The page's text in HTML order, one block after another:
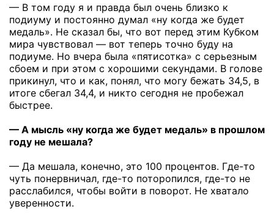
— В том году я и правда был очень близко к
подиуму и постоянно думал «ну когда же будет
медаль». Не сказал бы, что вот перед этим Кубком
мира чувствовал — вот теперь точно буду на
подиуме. Но вчера была «пятисотка» с серьезным
сбоем и при этом с хорошими секундами. В голове
прикинул, что и как, понял, что могу бежать 34,5, в
итоге сбегал 34,4, и никто сегодня не пробежал
быстрее.
— А мысль «ну когда же будет медаль» в прошлом
году не мешала?
— Да мешала, конечно, это 100 процентов. Где-то
чуть понервничал, где-то поторопился, где-то не
расслабился, чтобы войти в поворот. Не хватало
уверенности.